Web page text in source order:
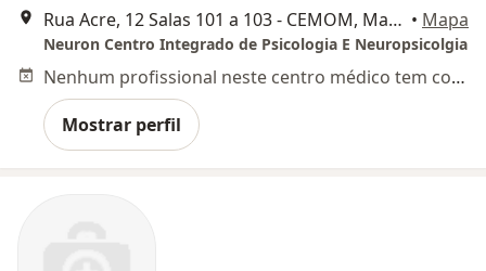
Rua Acre, 12 Salas 101 a 103 - CEMOM, Manaus • Mapa
Neuron Centro Integrado de Psicologia E Neuropsicolgia
Nenhum profissional neste centro médico tem consultas disponíveis
Mostrar perfil